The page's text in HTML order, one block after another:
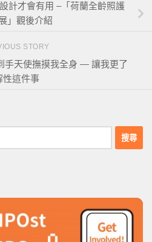
計才會有用 –「荷蘭全齡照護
」觀後介紹
STORY
手天使撫摸我全身 — 讓我更了
性這件事